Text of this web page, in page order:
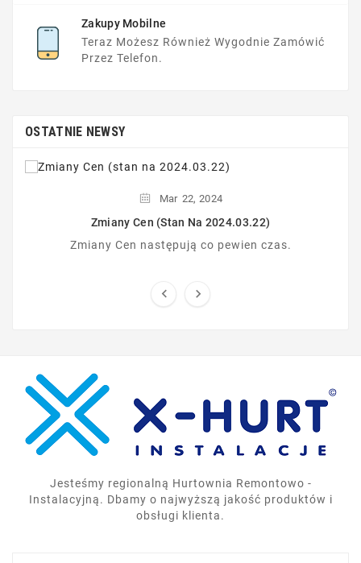
Zakupy Mobilne
Teraz Możesz Również Wygodnie Zamówić
Przez Telefon.
OSTATNIE NEWSY
Mar 22, 2024
Zmiany Cen (stan Na 2024.03.22)
Zmiany Cen następują co pewien czas.
 
Jesteśmy regionalną Hurtownia Remontowo -
Instalacyjną. Dbamy o najwyższą jakość produktów i
obsługi klienta.